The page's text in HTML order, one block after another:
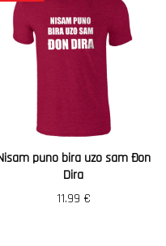
puno bira uzo sam Đon
Dira
11.99 €